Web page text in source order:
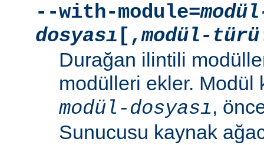
--with-module=
dosyası [,modül-türü
Durağan ilintili
modülleri ekler. Modül
modül-dosyası,
Sunucusu kaynak